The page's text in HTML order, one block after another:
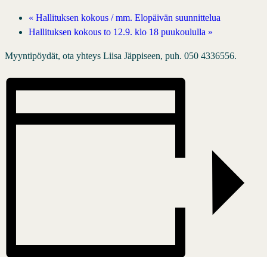
« Hallituksen kokous / mm. Elopäivän suunnittelua
Hallituksen kokous to 12.9. klo 18 puukoululla »
Myyntipöydät, ota yhteys Liisa Jäppiseen, puh. 050 4336556.